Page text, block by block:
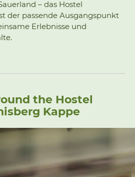
– das Hostel
der passende Ausgangspunkt
Erlebnisse und
the Hostel
Kappe